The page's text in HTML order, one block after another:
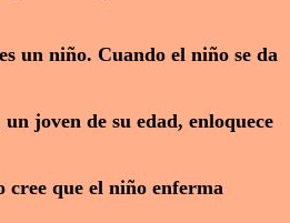
un niño. Cuando el niño se da
joven de su edad, enloquece
cree que el niño enferma